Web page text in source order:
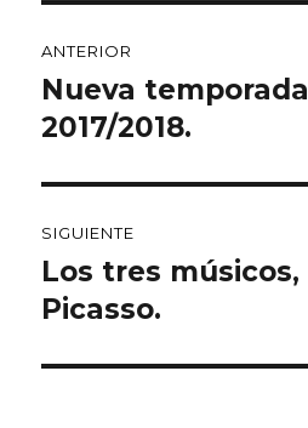
de
entradas
ANTERIOR
Entrada
anterior:
Nueva
2017/2018.
SIGUIENTE
Entrada
siguiente:
Los tres músicos,
Picasso.